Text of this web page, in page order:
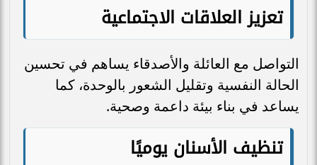
تعزيز العلاقات الاجتماعية
التواصل مع العائلة والأصدقاء يساهم في تحسين
الحالة النفسية وتقليل الشعور بالوحدة، كما
يساعد في بناء بيئة داعمة وصحية.
تنظيف الأسنان يوميًا